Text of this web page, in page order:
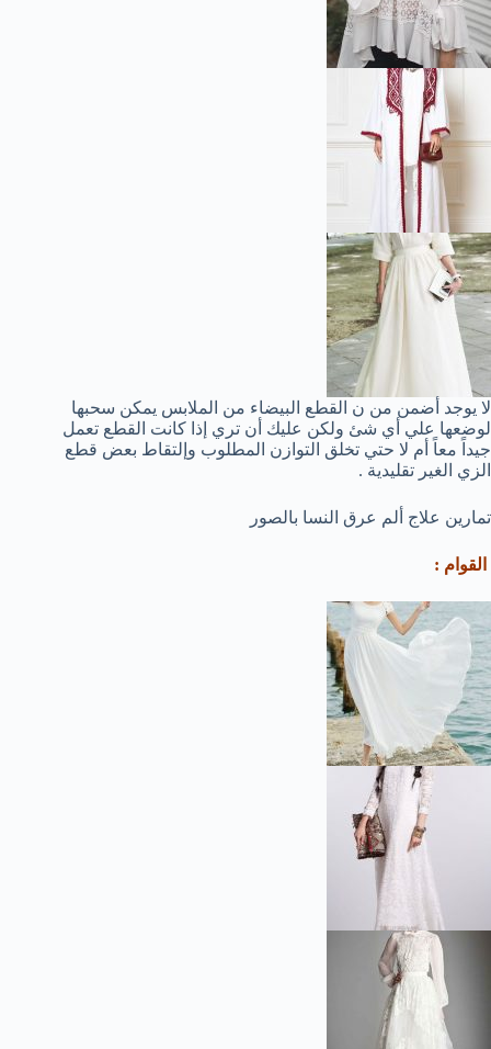
لا يوجد أضمن من ن القطع البيضاء من الملابس يمكن سحبها
لوضعها علي أي شئ ولكن عليك أن تري إذا كانت القطع تعمل
جيداً معاً أم لا حتي تخلق التوازن المطلوب وإلتقاط بعض قطع
الزي الغير تقليدية .
تمارين علاج ألم عرق النسا بالصور
القوام :